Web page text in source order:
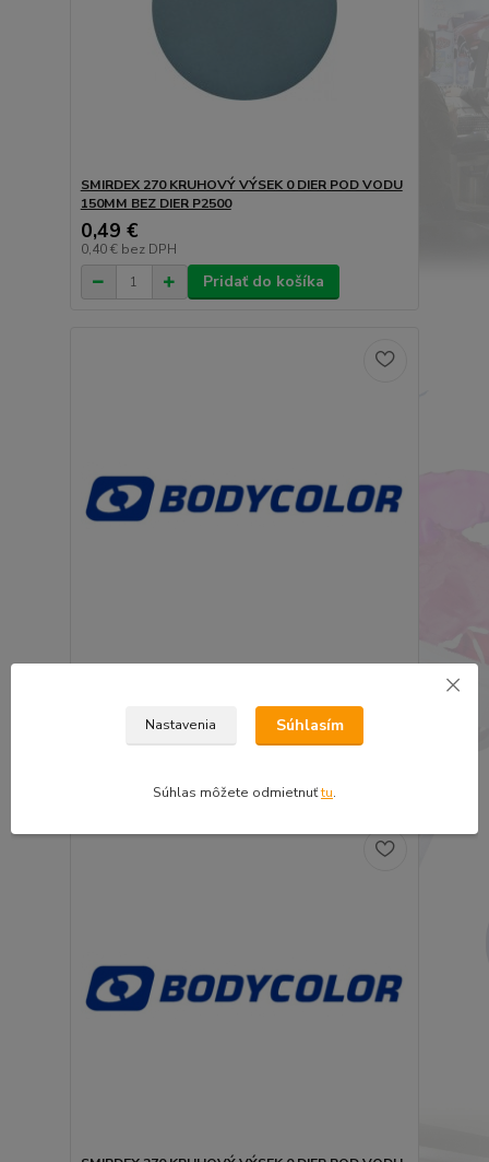
SMIRDEX 270 KRUHOVÝ VÝSEK 0 DIER POD VODU
150MM BEZ DIER P2500
0,49 €
0,40 € bez DPH
Pridať do košíka
Nastavenia Súhlasím
Súhlas môžete odmietnuťtu.